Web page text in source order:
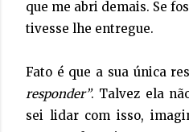
que me abri demais. Se
tivesse lhe entregue.
Fato é que a sua única
responder”. Talvez ela
sei lidar com isso,